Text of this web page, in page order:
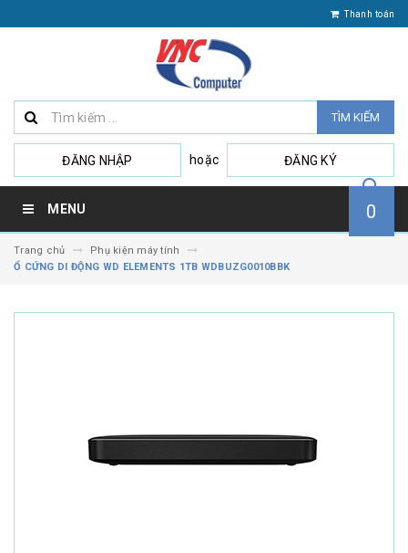
Thanh toán
TÌM KIẾM
ĐĂNG NHẬP hoặc ĐĂNG KÝ
MENU 0
Trang chủ
Phụ kiện máy tính
Ổ CỨNG DI ĐỘNG WD ELEMENTS 1TB WDBUZG0010BBK